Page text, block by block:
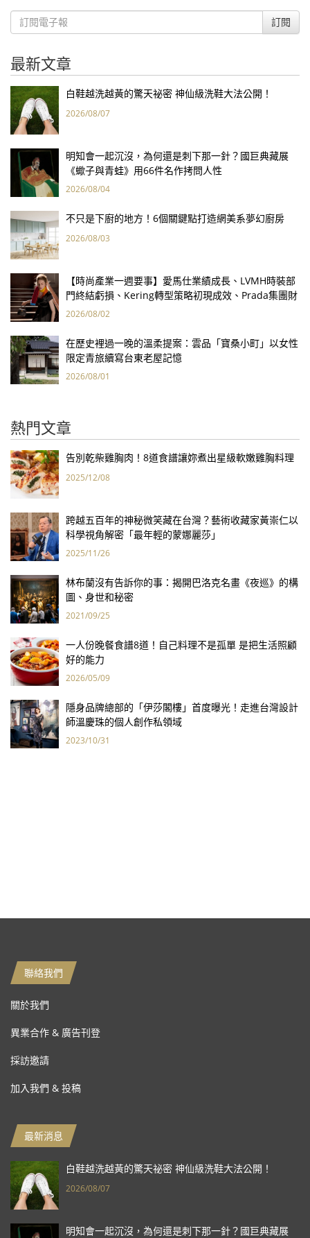
訂閱
最新文章
白鞋越洗越黃的驚天祕密 神仙級洗鞋大法公開！
2026/08/07
明知會一起沉沒，為何還是刺下那一針？國巨典藏展
《蠍子與青蛙》用66件名作拷問人性
2026/08/04
不只是下廚的地方！6個關鍵點打造網美系夢幻廚房
2026/08/03
【時尚產業一週要事】愛馬仕業績成長、LVMH時裝部
門終結虧損、Kering轉型策略初現成效、Prada集團財
報亮眼
2026/08/02
在歷史裡過一晚的溫柔提案：雲品「寶桑小町」以女性
限定青旅續寫台東老屋記憶
2026/08/01
熱門文章
告別乾柴雞胸肉！8道食譜讓妳煮出星級軟嫩雞胸料理
2025/12/08
跨越五百年的神秘微笑藏在台灣？藝術收藏家黃崇仁以
科學視角解密「最年輕的蒙娜麗莎」
2025/11/26
林布蘭沒有告訴你的事：揭開巴洛克名畫《夜巡》的構
圖、身世和秘密
2021/09/25
一人份晚餐食譜8道！自己料理不是孤單 是把生活照顧
好的能力
2026/05/09
隱身品牌總部的「伊莎閣樓」首度曝光！走進台灣設計
師溫慶珠的個人創作私領域
2023/10/31
聯絡我們
關於我們
異業合作 & 廣告刊登
採訪邀請
加入我們 & 投稿
最新消息
白鞋越洗越黃的驚天祕密 神仙級洗鞋大法公開！
2026/08/07
明知會一起沉沒，為何還是刺下那一針？國巨典藏展